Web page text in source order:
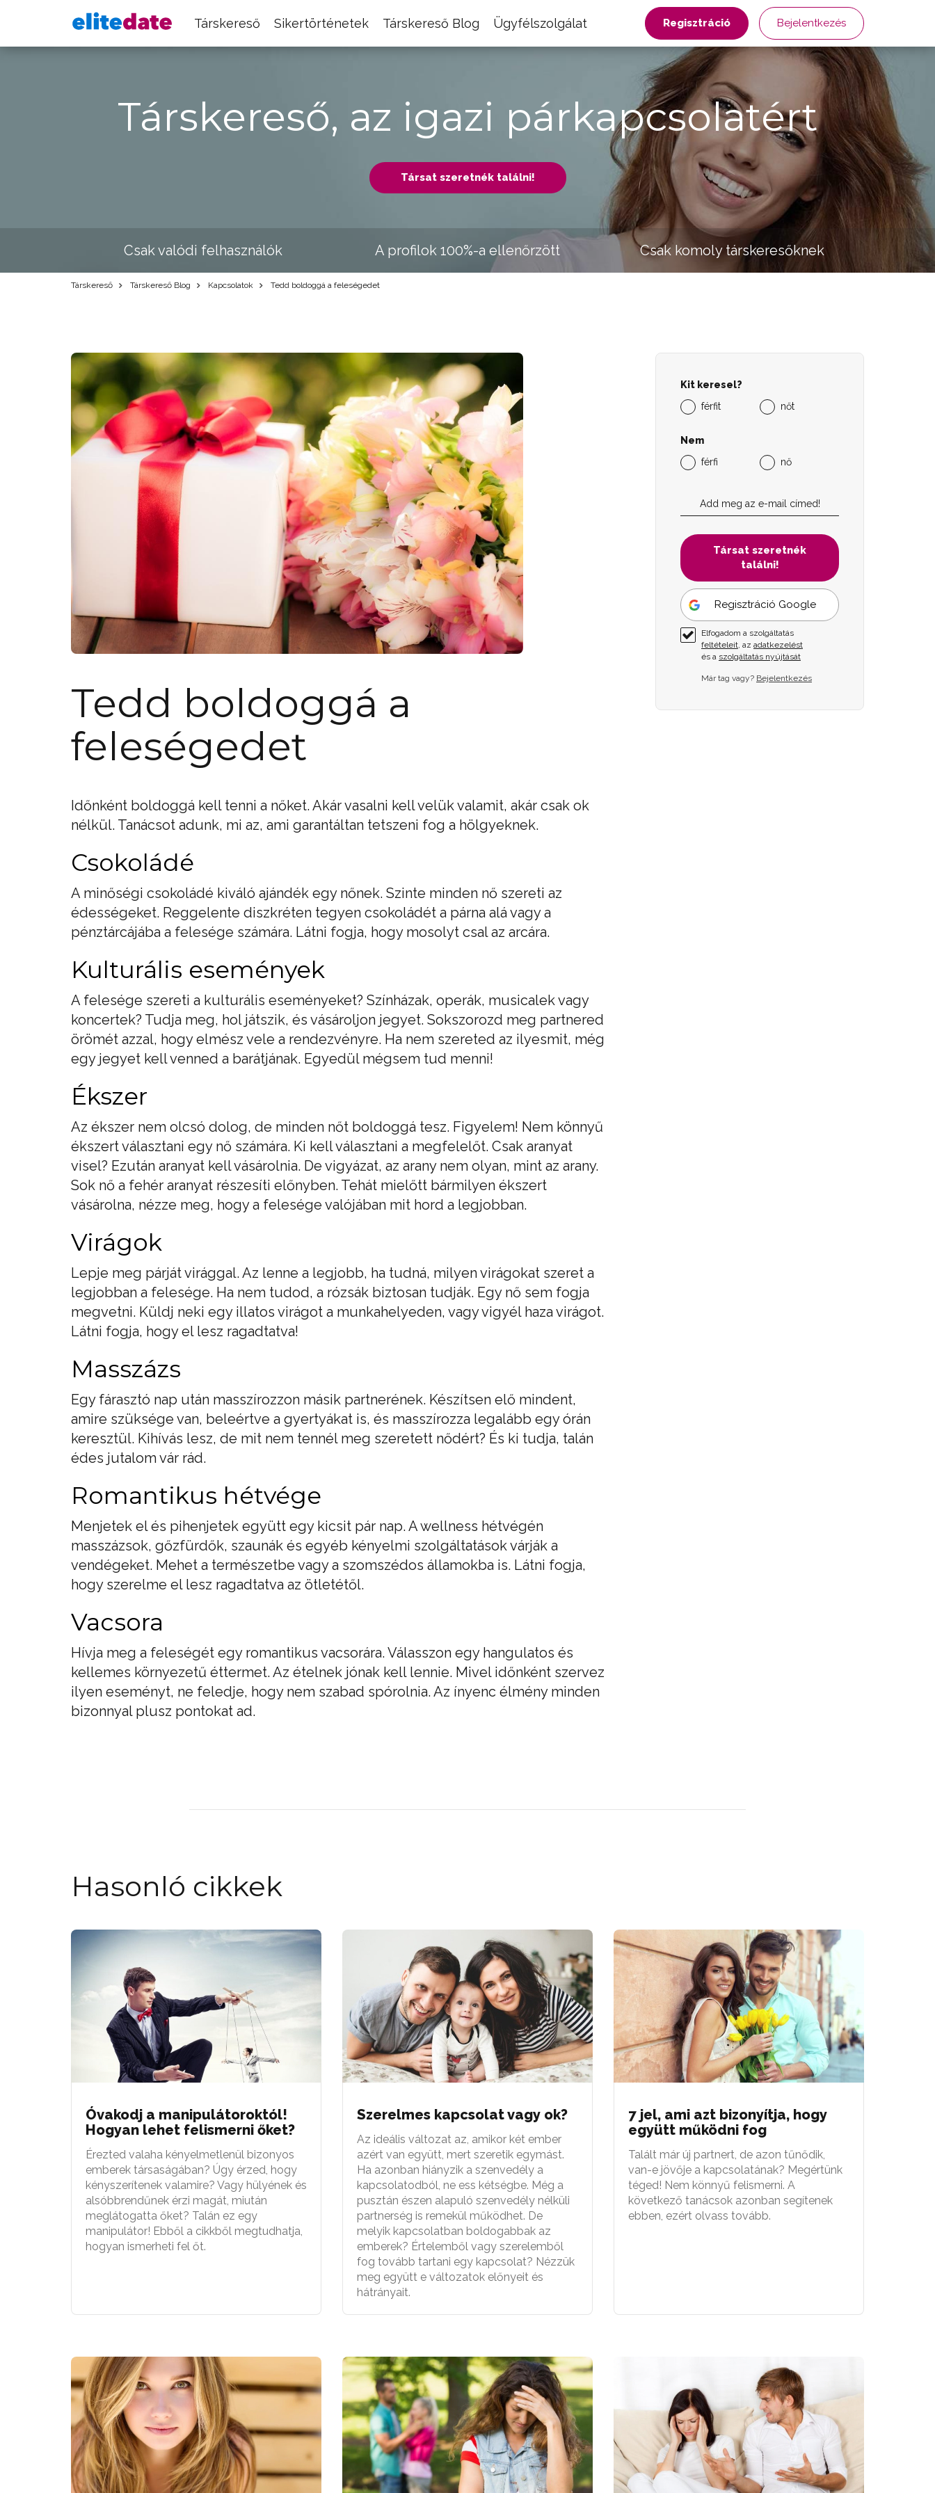
Társkereső Sikertörténetek Társkereső Blog Ügyfélszolgálat Regisztráció Bejelentkezés
Társkereső, az igazi párkapcsolatért
Társat szeretnék találni!
Csak valódi felhasználók A profilok 100%-a ellenőrzött Csak komoly társkeresőknek
Társkereső Társkereső Blog Kapcsolatok Tedd boldoggá a feleségedet
Tedd boldoggá a
feleségedet
Időnként boldoggá kell tenni a nőket. Akár vasalni kell velük valamit, akár csak ok
nélkül. Tanácsot adunk, mi az, ami garantáltan tetszeni fog a hölgyeknek.
Csokoládé
A minőségi csokoládé kiváló ajándék egy nőnek. Szinte minden nő szereti az
édességeket. Reggelente diszkréten tegyen csokoládét a párna alá vagy a
pénztárcájába a felesége számára. Látni fogja, hogy mosolyt csal az arcára.
Kulturális események
A felesége szereti a kulturális eseményeket? Színházak, operák, musicalek vagy
koncertek? Tudja meg, hol játszik, és vásároljon jegyet. Sokszorozd meg partnered
örömét azzal, hogy elmész vele a rendezvényre. Ha nem szereted az ilyesmit, még
egy jegyet kell venned a barátjának. Egyedül mégsem tud menni!
Ékszer
Az ékszer nem olcsó dolog, de minden nőt boldoggá tesz. Figyelem! Nem könnyű
ékszert választani egy nő számára. Ki kell választani a megfelelőt. Csak aranyat
visel? Ezután aranyat kell vásárolnia. De vigyázat, az arany nem olyan, mint az arany.
Sok nő a fehér aranyat részesíti előnyben. Tehát mielőtt bármilyen ékszert
vásárolna, nézze meg, hogy a felesége valójában mit hord a legjobban.
Virágok
Lepje meg párját virággal. Az lenne a legjobb, ha tudná, milyen virágokat szeret a
legjobban a felesége. Ha nem tudod, a rózsák biztosan tudják. Egy nő sem fogja
megvetni. Küldj neki egy illatos virágot a munkahelyeden, vagy vigyél haza virágot.
Látni fogja, hogy el lesz ragadtatva!
Masszázs
Egy fárasztó nap után masszírozzon másik partnerének. Készítsen elő mindent,
amire szüksége van, beleértve a gyertyákat is, és masszírozza legalább egy órán
keresztül. Kihívás lesz, de mit nem tennél meg szeretett nődért? És ki tudja, talán
édes jutalom vár rád.
Romantikus hétvége
Menjetek el és pihenjetek együtt egy kicsit pár nap. A wellness hétvégén
masszázsok, gőzfürdők, szaunák és egyéb kényelmi szolgáltatások várják a
vendégeket. Mehet a természetbe vagy a szomszédos államokba is. Látni fogja,
hogy szerelme el lesz ragadtatva az ötletétől.
Vacsora
Hívja meg a feleségét egy romantikus vacsorára. Válasszon egy hangulatos és
kellemes környezetű éttermet. Az ételnek jónak kell lennie. Mivel időnként szervez
ilyen eseményt, ne feledje, hogy nem szabad spórolnia. Az ínyenc élmény minden
bizonnyal plusz pontokat ad.
Kit keresel?
férfit
nőt
Nem
férfi
nő
Társat szeretnék
találni!
Regisztráció Google
Elfogadom a szolgáltatás
feltételeit, az adatkezelést
és a szolgáltatás nyújtását
Már tag vagy? Bejelentkezés
Hasonló cikkek
Óvakodj a manipulátoroktól!
Hogyan lehet felismerni őket?
Érezted valaha kényelmetlenül bizonyos
emberek társaságában? Úgy érzed, hogy
kényszerítenek valamire? Vagy hülyének és
alsóbbrendűnek érzi magát, miután
meglátogatta őket? Talán ez egy
manipulátor! Ebből a cikkből megtudhatja,
hogyan ismerheti fel őt.
Szerelmes kapcsolat vagy ok?
Az ideális változat az, amikor két ember
azért van együtt, mert szeretik egymást.
Ha azonban hiányzik a szenvedély a
kapcsolatodból, ne ess kétségbe. Még a
pusztán észen alapuló szenvedély nélküli
partnerség is remekül működhet. De
melyik kapcsolatban boldogabbak az
emberek? Értelemből vagy szerelemből
fog tovább tartani egy kapcsolat? Nézzük
meg együtt e változatok előnyeit és
hátrányait.
7 jel, ami azt bizonyítja, hogy
együtt működni fog
Talált már új partnert, de azon tűnődik,
van-e jövője a kapcsolatának? Megértünk
téged! Nem könnyű felismerni. A
következő tanácsok azonban segítenek
ebben, ezért olvass tovább.